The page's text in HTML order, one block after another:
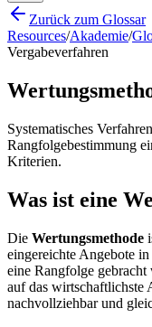
Zurück zum Glossar
Resources/Akademie/
Vergabeverfahren
Systematisches
Rangfolgebestimmung
Kriterien.
Was ist eine
Die Wertungsmethode
eingereichte Angebote
eine Rangfolge gebracht
auf das wirtschaftlichste
nachvollziehbar und